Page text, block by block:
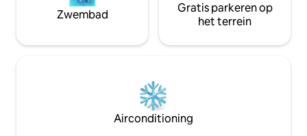
Zwembad
Gratis parkeren op
het terrein
Airconditioning